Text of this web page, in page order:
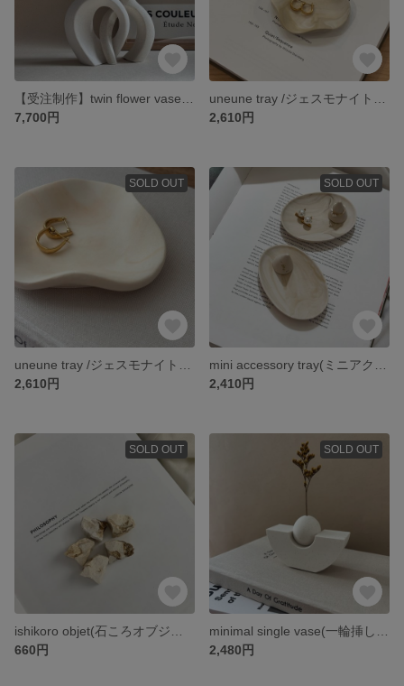
7,700円
2,610円
SOLD OUT
2,610円
SOLD OUT
2,410円
SOLD OUT
660円
SOLD OUT
2,480円